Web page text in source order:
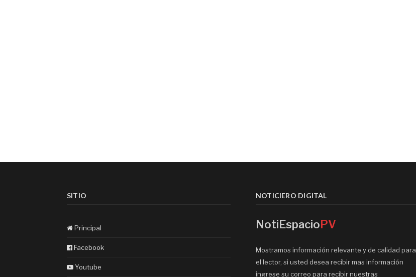
SITIO
Principal
Facebook
Youtube
NOTICIERO DIGITAL
NotiEspacioPV
Mostramos información relevante y de calidad para
el lector, si usted desea recibir mas información
ingrese su correo para recibir nuestras